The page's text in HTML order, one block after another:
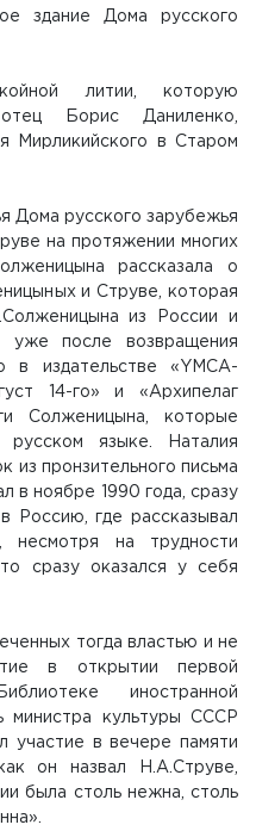
здание Дома русского
литии, которую
Борис Даниленко,
Мирликийского в Старом
Дома русского зарубежья
на протяжении многих
рассказала о
и Струве, которая
из России и
уже после возвращения
в издательстве «YMCA-
14-го» и «Архипелаг
Солженицына, которые
языке. Наталия
из пронзительного письма
в ноябре 1990 года, сразу
Россию, где рассказывал
несмотря на трудности
сразу оказался у себя
тогда властью и не
в открытии первой
иностранной
министра культуры СССР
участие в вечере памяти
он назвал Н.А.Струве,
была столь нежна, столь